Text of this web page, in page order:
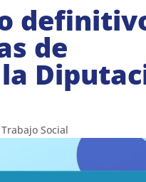
de
Trabajo Social